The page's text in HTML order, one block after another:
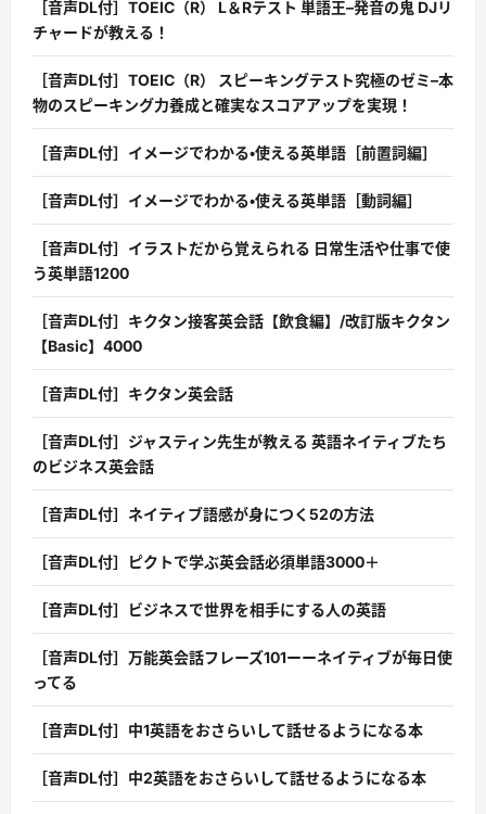
［音声DL付］TOEIC（R） L＆Rテスト 単語王–発音の鬼 DJリ
チャードが教える！
［音声DL付］TOEIC（R） スピーキングテスト究極のゼミ–本
物のスピーキング力養成と確実なスコアアップを実現！
［音声DL付］イメージでわかる・使える英単語［前置詞編］
［音声DL付］イメージでわかる・使える英単語［動詞編］
［音声DL付］イラストだから覚えられる 日常生活や仕事で使
う英単語1200
［音声DL付］キクタン接客英会話【飲食編】/改訂版キクタン
【Basic】4000
［音声DL付］キクタン英会話
［音声DL付］ジャスティン先生が教える 英語ネイティブたち
のビジネス英会話
［音声DL付］ネイティブ語感が身につく52の方法
［音声DL付］ピクトで学ぶ英会話必須単語3000＋
［音声DL付］ビジネスで世界を相手にする人の英語
［音声DL付］万能英会話フレーズ101ーーネイティブが毎日使
ってる
［音声DL付］中1英語をおさらいして話せるようになる本
［音声DL付］中2英語をおさらいして話せるようになる本